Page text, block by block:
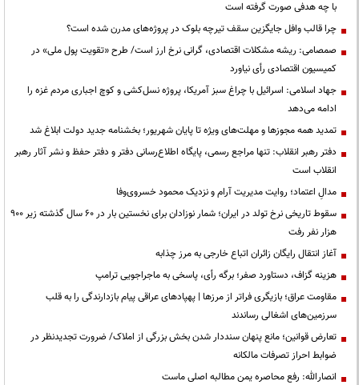
با چه هدفی صورت گرفته است
چرا قالب وافل جایگزین سقف تیرچه بلوک در پروژه‌های مدرن شده است؟
صمصامی: ریشه مشکلات اقتصادی، گرانی نرخ ارز است/ طرح «تقویت پول ملی» در
کمیسیون اقتصادی رأی نیاورد
جهاد اسلامی: اسرائیل با چراغ سبز آمریکا، پروژه نسل‌کشی و کوچ اجباری مردم غزه را
ادامه می‌دهد
تمدید همه مجوزها و مهلت‌های ویژه تا پایان شهریور؛ بخشنامه جدید دولت ابلاغ شد
دفتر رهبر انقلاب: تنها مراجع رسمی، پایگاه اطلاع‌رسانی دفتر و دفتر حفظ و نشر آثار رهبر
انقلاب است
مدالِ اعتماد؛ روایت مدیریت آرام و نزدیک محمود خسروی‌وفا
سقوط تاریخی نرخ تولد در ایران؛ شمار نوزادان برای نخستین بار در ۶۰ سال گذشته زیر ۹۰۰
هزار نفر رفت
آغاز انتقال رایگان زائران اتباع خارجی به مرز چذابه
هزینه گزاف، دستاورد صفر؛ برگه رأی، پاسخی به ماجراجویی ترامپ
مقاومت عراق؛ بازیگری فراتر از مرزها | پهپادهای عراقی پیام بازدارندگی را به قلب
سرزمین‌های اشغالی رساندند
تعارض قوانین؛ مانع پنهان سنددار شدن بخش بزرگی از املاک/ ضرورت تجدیدنظر در
ضوابط احراز تصرفات مالکانه
انصارالله: رفع محاصره یمن مطالبه اصلی ماست